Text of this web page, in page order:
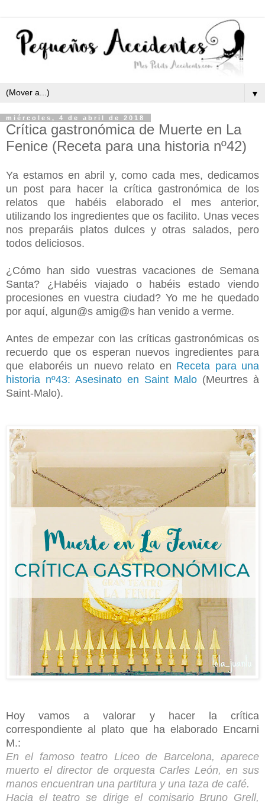
▼
miércoles, 4 de abril de 2018
Crítica gastronómica de Muerte en La
Fenice (Receta para una historia nº42)
Ya estamos en abril y, como cada mes, dedicamos
un post para hacer la crítica gastronómica de los
relatos que habéis elaborado el mes anterior,
utilizando los ingredientes que os facilito. Unas veces
nos preparáis platos dulces y otras salados, pero
todos deliciosos.
¿Cómo han sido vuestras vacaciones de Semana
Santa? ¿Habéis viajado o habéis estado viendo
procesiones en vuestra ciudad? Yo me he quedado
por aquí, algun@s amig@s han venido a verme.
Antes de empezar con las críticas gastronómicas os
recuerdo que os esperan nuevos ingredientes para
que elaboréis un nuevo relato en Receta para una
historia nº43: Asesinato en Saint Malo (Meurtres à
Saint-Malo).
Hoy vamos a valorar y hacer la crítica
correspondiente al plato que ha elaborado Encarni
M.:
En el famoso teatro Liceo de Barcelona, aparece
muerto el director de orquesta Carles León, en sus
manos encuentran una partitura y una taza de café.
Hacia el teatro se dirige el comisario Bruno Grell,